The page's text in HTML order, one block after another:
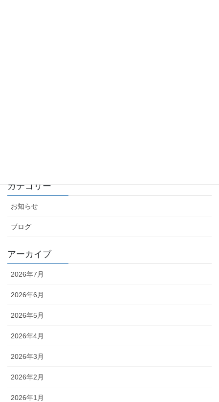
カテゴリー
お知らせ
ブログ
アーカイブ
2026年7月
2026年6月
2026年5月
2026年4月
2026年3月
2026年2月
2026年1月